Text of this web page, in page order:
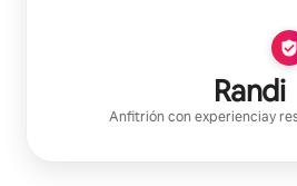
Randi
Anfitrión con experienciay